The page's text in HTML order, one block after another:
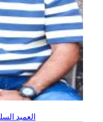
العميد